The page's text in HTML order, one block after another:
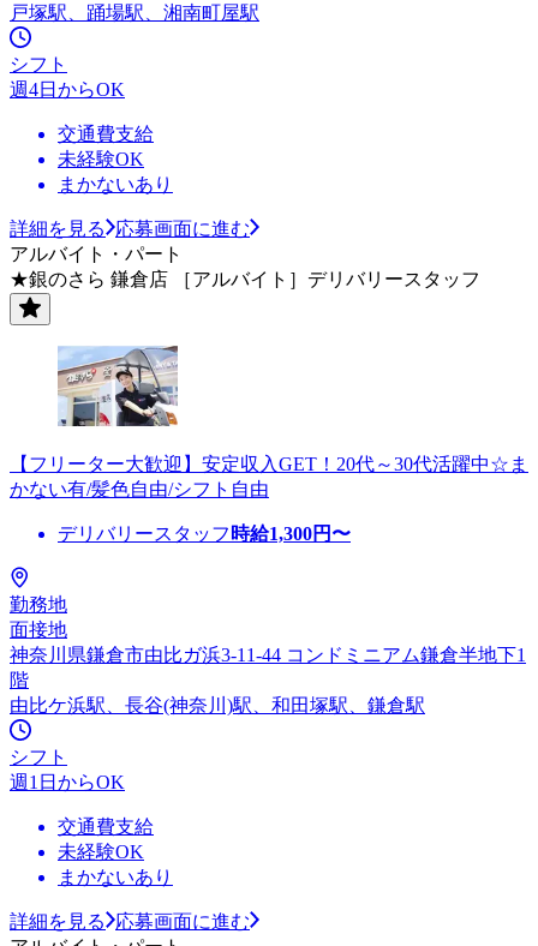
戸塚駅、踊場駅、湘南町屋駅
シフト
週4日からOK
交通費支給
未経験OK
まかないあり
詳細を見る
応募画面に進む
アルバイト・パート
★銀のさら 鎌倉店 ［アルバイト］デリバリースタッフ
【フリーター大歓迎】安定収入GET！20代～30代活躍中☆ま
かない有/髪色自由/シフト自由
デリバリースタッフ 時給1,300円〜
勤務地
面接地
神奈川県鎌倉市由比ガ浜3-11-44 コンドミニアム鎌倉半地下1
階
由比ケ浜駅、長谷(神奈川)駅、和田塚駅、鎌倉駅
シフト
週1日からOK
交通費支給
未経験OK
まかないあり
詳細を見る
応募画面に進む